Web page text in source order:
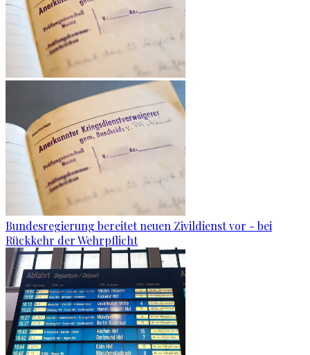
Bundesregierung bereitet neuen Zivildienst vor - bei
Rückkehr der Wehrpflicht